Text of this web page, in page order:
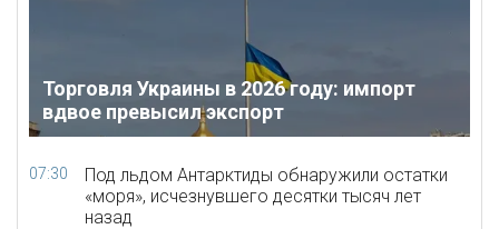
Торговля Украины в 2026 году: импорт
вдвое превысил экспорт
07:30
Под льдом Антарктиды обнаружили остатки
«моря», исчезнувшего десятки тысяч лет
назад